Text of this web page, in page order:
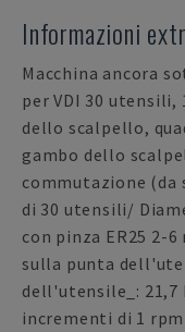
Informazioni
Macchina ancora
per VDI 30
dello scalpello,
gambo dello
commutazione (da
di 30 utensili/
con pinza ER25 2-
sulla punta
dell'utensile_: 21,7
incrementi di 1